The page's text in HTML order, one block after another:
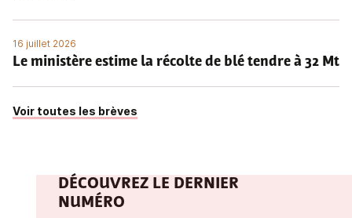
16 juillet 2026
Le ministère estime la récolte de blé tendre à 32 Mt
Voir toutes les brèves
DÉCOUVREZ LE DERNIER
NUMÉRO